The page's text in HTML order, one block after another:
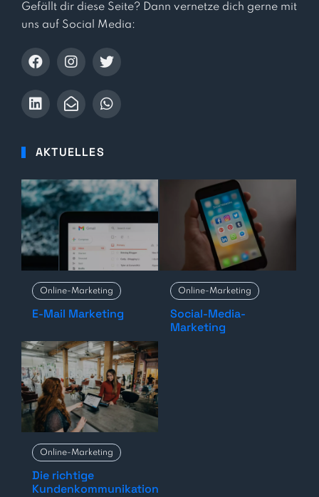
AKTUELLES
Online-Marketing
E-Mail Marketing
Online-Marketing
Social-Media-
Marketing
Online-Marketing
Die richtige
Kundenkommunikation
Gefällt dir diese Seite? Dann vernetze dich gerne mit
uns auf Social Media: